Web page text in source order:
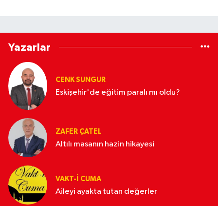
Yazarlar
CENK SUNGUR
Eskişehir'de eğitim paralı mı oldu?
ZAFER ÇATEL
Altılı masanın hazin hikayesi
VAKT-I CUMA
Aileyi ayakta tutan değerler